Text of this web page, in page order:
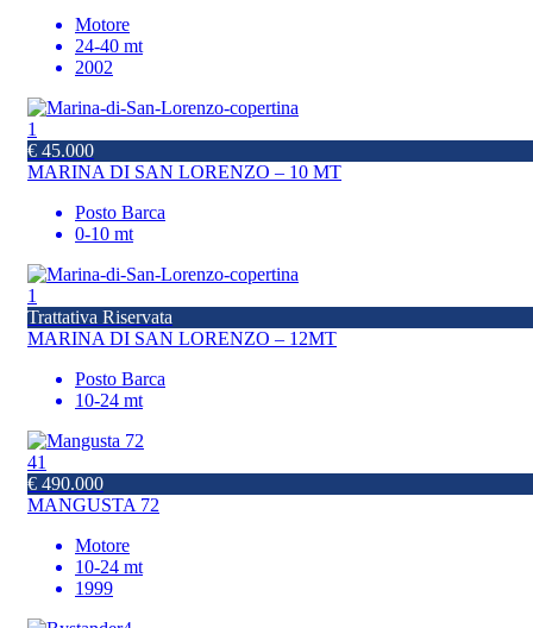
Motore
24-40 mt
2002
1
€ 45.000
MARINA DI SAN LORENZO – 10 MT
Posto Barca
0-10 mt
1
Trattativa Riservata
MARINA DI SAN LORENZO – 12MT
Posto Barca
10-24 mt
41
€ 490.000
MANGUSTA 72
Motore
10-24 mt
1999